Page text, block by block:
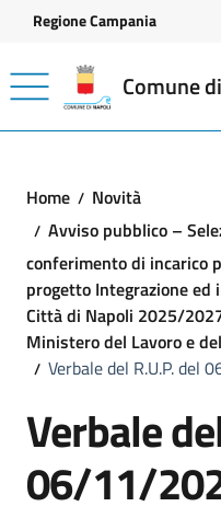
Vai ai contenuti
Vai al footer
Regione Campania
Comune
Home
Novità
Avviso pubblico –
conferimento di incarico
progetto Integrazione ed
Città di Napoli 2025/
Ministero del Lavoro e
Verbale del R.U.P. del
Verbale
06/11/